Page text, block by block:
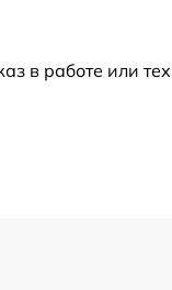
в работе или